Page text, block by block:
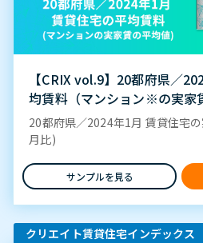
【CRIX vol.9】20都府県／
均賃料（マンション※の実家
20都府県／2024年1月 賃貸住宅
月比)
サンプルを見る
クリエイト賃貸住宅インデックス